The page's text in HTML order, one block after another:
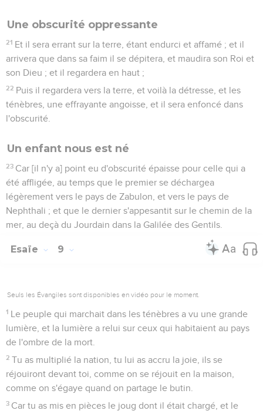
Une obscurité oppressante
21 Et il sera errant sur la terre, étant endurci et affamé ; et il
arrivera que dans sa faim il se dépitera, et maudira son Roi et
son Dieu ; et il regardera en haut ;
22 Puis il regardera vers la terre, et voilà la détresse, et les
ténèbres, une effrayante angoisse, et il sera enfoncé dans
l'obscurité.
Un enfant nous est né
23 Car [il n'y a] point eu d'obscurité épaisse pour celle qui a
été affligée, au temps que le premier se déchargea
légèrement vers le pays de Zabulon, et vers le pays de
Nephthali ; et que le dernier s'appesantit sur le chemin de la
mer, au deçà du Jourdain dans la Galilée des Gentils.
Esaïe 9
Seuls les Évangiles sont disponibles en vidéo pour le moment.
1 Le peuple qui marchait dans les ténèbres a vu une grande
lumière, et la lumière a relui sur ceux qui habitaient au pays
de l'ombre de la mort.
2 Tu as multiplié la nation, tu lui as accru la joie, ils se
réjouiront devant toi, comme on se réjouit en la maison,
comme on s'égaye quand on partage le butin.
3 Car tu as mis en pièces le joug dont il était chargé, et le